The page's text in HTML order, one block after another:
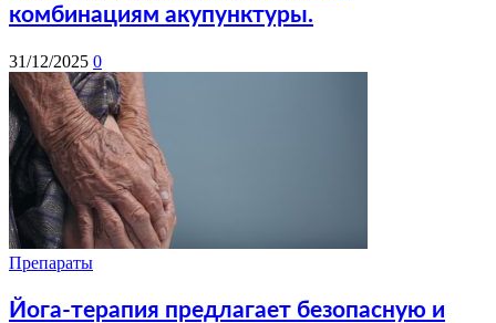
комбинациям акупунктуры.
31/12/2025 0
Препараты
Йога-терапия предлагает безопасную и